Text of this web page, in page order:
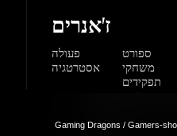
Gaming Dragons / Gamers-shop
All Rights Reserved. © 2015-2026